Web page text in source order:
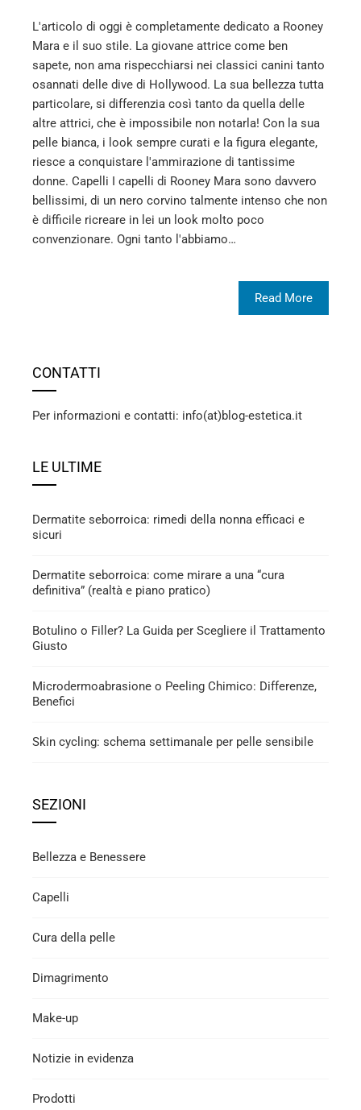
L'articolo di oggi è completamente dedicato a Rooney
Mara e il suo stile. La giovane attrice come ben
sapete, non ama rispecchiarsi nei classici canini tanto
osannati delle dive di Hollywood. La sua bellezza tutta
particolare, si differenzia così tanto da quella delle
altre attrici, che è impossibile non notarla! Con la sua
pelle bianca, i look sempre curati e la figura elegante,
riesce a conquistare l'ammirazione di tantissime
donne. Capelli I capelli di Rooney Mara sono davvero
bellissimi, di un nero corvino talmente intenso che non
è difficile ricreare in lei un look molto poco
convenzionare. Ogni tanto l'abbiamo…
Read More
CONTATTI
Per informazioni e contatti: info(at)blog-estetica.it
LE ULTIME
Dermatite seborroica: rimedi della nonna efficaci e
sicuri
Dermatite seborroica: come mirare a una “cura
definitiva” (realtà e piano pratico)
Botulino o Filler? La Guida per Scegliere il Trattamento
Giusto
Microdermoabrasione o Peeling Chimico: Differenze,
Benefici
Skin cycling: schema settimanale per pelle sensibile
SEZIONI
Bellezza e Benessere
Capelli
Cura della pelle
Dimagrimento
Make-up
Notizie in evidenza
Prodotti